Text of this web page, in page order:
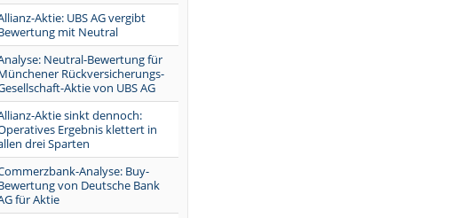
Aktie: UBS AG vergibt
mit Neutral
Neutral-Bewertung für
Rückversicherungs-
Aktie von UBS AG
Aktie sinkt dennoch:
Ergebnis klettert in
drei Sparten
Analyse: Buy-
von Deutsche Bank
für Aktie